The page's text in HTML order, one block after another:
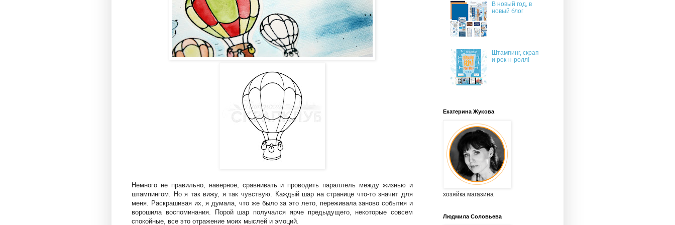
Немного не правильно, наверное, сравнивать и проводить параллель между жизнью и
штампингом. Но я так вижу, я так чувствую. Каждый шар на странице что-то значит для
меня. Раскрашивая их, я думала, что же было за это лето, переживала заново события и
ворошила воспоминания. Порой шар получался ярче предыдущего, некоторые совсем
спокойные, все это отражение моих мыслей и эмоций.
В новый год, в
новый блог
Штампинг, скрап
и рок-н-ролл!
Екатерина Жукова
хозяйка магазина
Людмила Соловьева